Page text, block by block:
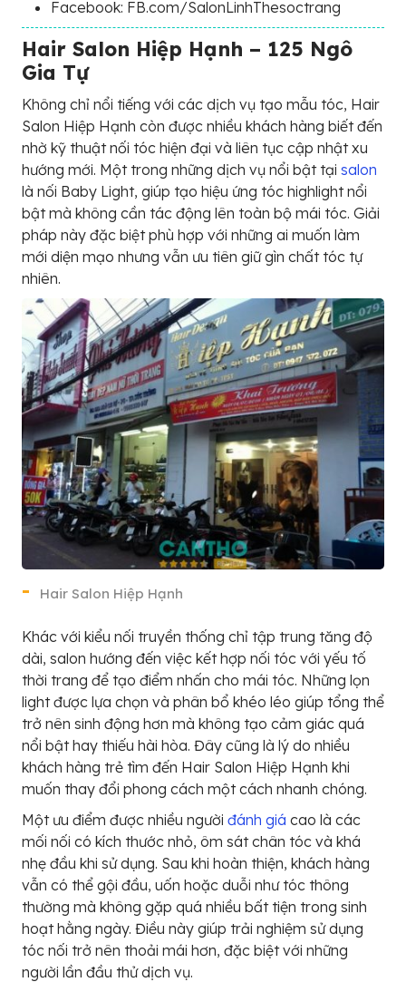
Facebook: FB.com/SalonLinhThesoctrang
Hair Salon Hiệp Hạnh – 125 Ngô
Gia Tự
Không chỉ nổi tiếng với các dịch vụ tạo mẫu tóc, Hair
Salon Hiệp Hạnh còn được nhiều khách hàng biết đến
nhờ kỹ thuật nối tóc hiện đại và liên tục cập nhật xu
hướng mới. Một trong những dịch vụ nổi bật tại salon
là nối Baby Light, giúp tạo hiệu ứng tóc highlight nổi
bật mà không cần tác động lên toàn bộ mái tóc. Giải
pháp này đặc biệt phù hợp với những ai muốn làm
mới diện mạo nhưng vẫn ưu tiên giữ gìn chất tóc tự
nhiên.
Hair Salon Hiệp Hạnh
Khác với kiểu nối truyền thống chỉ tập trung tăng độ
dài, salon hướng đến việc kết hợp nối tóc với yếu tố
thời trang để tạo điểm nhấn cho mái tóc. Những lọn
light được lựa chọn và phân bổ khéo léo giúp tổng thể
trở nên sinh động hơn mà không tạo cảm giác quá
nổi bật hay thiếu hài hòa. Đây cũng là lý do nhiều
khách hàng trẻ tìm đến Hair Salon Hiệp Hạnh khi
muốn thay đổi phong cách một cách nhanh chóng.
Một ưu điểm được nhiều người đánh giá cao là các
mối nối có kích thước nhỏ, ôm sát chân tóc và khá
nhẹ đầu khi sử dụng. Sau khi hoàn thiện, khách hàng
vẫn có thể gội đầu, uốn hoặc duỗi như tóc thông
thường mà không gặp quá nhiều bất tiện trong sinh
hoạt hằng ngày. Điều này giúp trải nghiệm sử dụng
tóc nối trở nên thoải mái hơn, đặc biệt với những
người lần đầu thử dịch vụ.